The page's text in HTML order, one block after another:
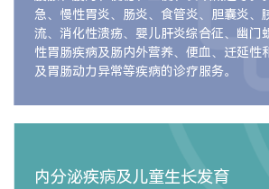
急、慢性胃炎、肠炎、食管炎、胆囊炎、
流、消化性溃疡、婴儿肝炎综合征、幽门
性胃肠疾病及肠内外营养、便血、迁延性
及胃肠动力异常等疾病的诊疗服务。
内分泌疾病及儿童生长发育